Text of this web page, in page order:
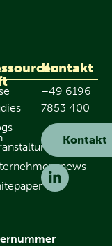
Kontakt
+49 6196
7853 400
Kontakt